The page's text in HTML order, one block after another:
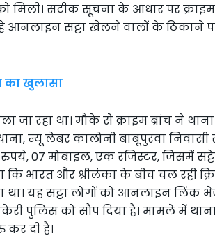
मिली। सटीक सूचना के आधार पर क्राइम
सट्टा खेलने वालों के ठिकाने
का खुलासा
रहा था। मौके से क्राइम ब्रांच ने
न्यू लेबर कालोनी बाबूपुरवा निवासी
07 मोबाइल, एक रजिस्टर, जिसमें
भारत और श्रीलंका के बीच चल रही
यह सट्टा लोगों को आनलाइन लिंक
पुलिस को सौंप दिया है। मामले में थाना
कर दी है।